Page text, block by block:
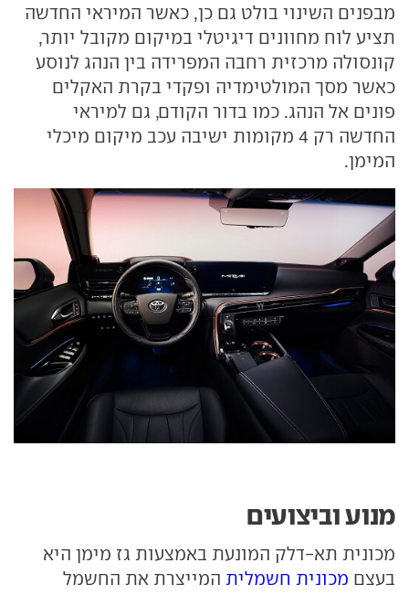
מבפנים השינוי בולט גם כן, כאשר המיראי החדשה
תציע לוח מחוונים דיגיטלי במיקום מקובל יותר,
קונסולה מרכזית רחבה המפרידה בין הנהג לנוסע
כאשר מסך המולטימדיה ופקדי בקרת האקלים
פונים אל הנהג. כמו בדור הקודם, גם למיראי
החדשה רק 4 מקומות ישיבה עכב מיקום מיכלי
המימן.
מנוע וביצועים
מכונית תא-דלק המונעת באמצעות גז מימן היא
בעצם מכונית חשמלית המייצרת את החשמל